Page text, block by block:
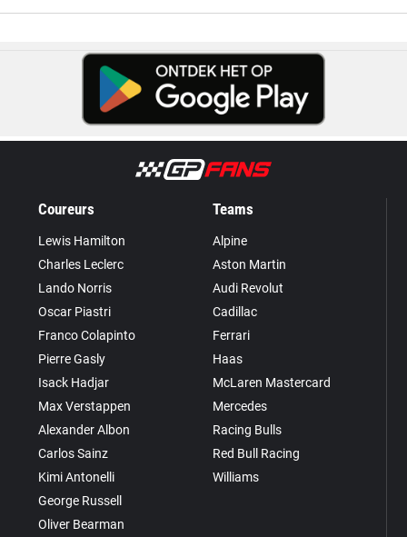
Coureurs
Lewis Hamilton
Charles Leclerc
Lando Norris
Oscar Piastri
Franco Colapinto
Pierre Gasly
Isack Hadjar
Max Verstappen
Alexander Albon
Carlos Sainz
Kimi Antonelli
George Russell
Oliver Bearman
Teams
Alpine
Aston Martin
Audi Revolut
Cadillac
Ferrari
Haas
McLaren Mastercard
Mercedes
Racing Bulls
Red Bull Racing
Williams